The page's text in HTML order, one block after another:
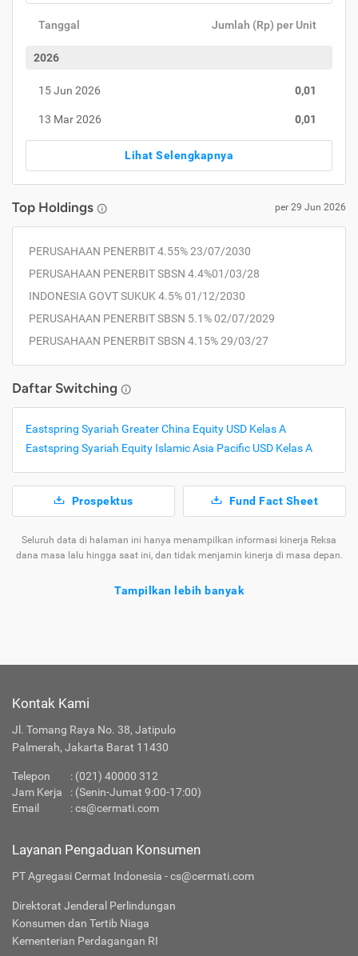
Tanggal Jumlah (Rp) per Unit
2026
15 Jun 2026 0,01
13 Mar 2026 0,01
Lihat Selengkapnya
Top Holdings per 29 Jun 2026
PERUSAHAAN PENERBIT 4.55% 23/07/2030
PERUSAHAAN PENERBIT SBSN 4.4%01/03/28
INDONESIA GOVT SUKUK 4.5% 01/12/2030
PERUSAHAAN PENERBIT SBSN 5.1% 02/07/2029
PERUSAHAAN PENERBIT SBSN 4.15% 29/03/27
Daftar Switching
Eastspring Syariah Greater China Equity USD Kelas A
Eastspring Syariah Equity Islamic Asia Pacific USD Kelas A
Prospektus Fund Fact Sheet
Seluruh data di halaman ini hanya menampilkan informasi kinerja Reksa
dana masa lalu hingga saat ini, dan tidak menjamin kinerja di masa depan.
Tampilkan lebih banyak
Income USD Kelas A
Jenis
Apakah Layanan Reksa Dana di Cermati Aman?
Produk Investasi Lainnya
Kontak Kami
Jl. Tomang Raya No. 38, Jatipulo
Palmerah, Jakarta Barat 11430
Telepon : (021) 40000 312
Jam Kerja
: (Senin-Jumat 9:00-17:00)
Email
:cs@cermati.com
Layanan Pengaduan Konsumen
PT Agregasi Cermat Indonesia - cs@cermati.com
Direktorat Jenderal Perlindungan
Konsumen dan Tertib Niaga
Kementerian Perdagangan RI